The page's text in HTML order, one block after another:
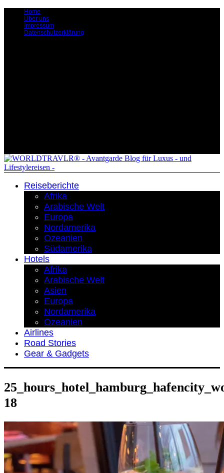
Home
Über uns
Impressum
Datenschutzerklärung
Reiseberichte
Afrika
Arabische Welt
Europa
Nordamerika
Ozeanien
Südamerika
Hotels
Afrika
Arabische Welt
Asien
Europa
Nordamerika
Ozeanien
Airlines
Road Stories
Gear & Gadgets
18